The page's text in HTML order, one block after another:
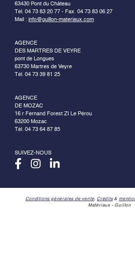
63430 Pont du Château
Tél. 04 73 83 20 77 - Fax. 04 73 83 06 27
Mail : info@guillon-materiaux.com
AGENCE
DES MARTRES DE VEYRE
pont de Longues
63730 Martres de Veyre
Tél. 04 73 39 81 25
AGENCE
DE MOZAC
16 r Fernand Forest ZI Le Pérou
63200 Mozac
Tél. 04 73 64 87 85
SUIVEZ-NOUS
Conditions générales de vente, Crédits&
Matériaux - Guillon